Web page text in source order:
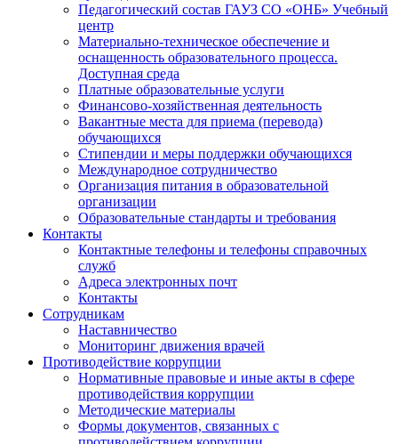
Педагогический состав ГАУЗ СО «ОНБ» Учебный
центр
Материально-техническое обеспечение и
оснащенность образовательного процесса.
Доступная среда
Платные образовательные услуги
Финансово-хозяйственная деятельность
Вакантные места для приема (перевода)
обучающихся
Стипендии и меры поддержки обучающихся
Международное сотрудничество
Организация питания в образовательной
организации
Образовательные стандарты и требования
Контакты
Контактные телефоны и телефоны справочных
служб
Адреса электронных почт
Контакты
Сотрудникам
Наставничество
Мониторинг движения врачей
Противодействие коррупции
Нормативные правовые и иные акты в сфере
противодействия коррупции
Методические материалы
Формы документов, связанных с